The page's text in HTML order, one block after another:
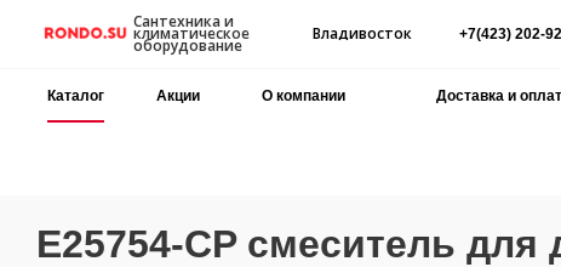
Сантехника и
климатическое
оборудование
Владивосток +7(423) 202-
Каталог Акции О компании Доставка и
E25754-CP смеситель